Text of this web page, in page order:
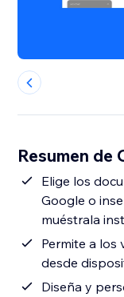
Resumen de
Elige los
Google o
muéstrala
Permite a los
desde
Diseña y